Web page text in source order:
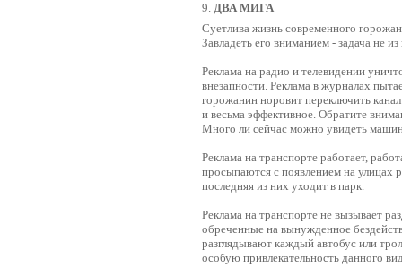
9. ДВА МИГА
Суетлива жизнь современного
Завладеть его вниманием - задача не
Реклама на радио и телевидении
внезапности. Реклама в журналах
горожанин норовит переключить
и весьма эффективное. Обратите
Много ли сейчас можно увидеть
Реклама на транспорте работает,
просыпаются с появлением на улицах
последняя из них уходит в парк.
Реклама на транспорте не вызывает
обреченные на вынужденное
разглядывают каждый автобус или
особую привлекательность данного